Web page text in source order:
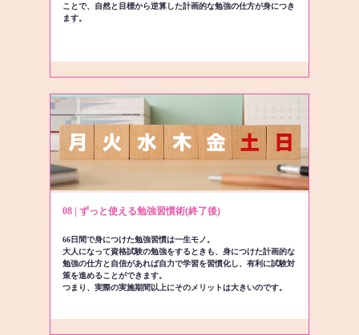
ことで、自然と目標から逆算した計画的な勉強の仕方が身につき
ます。
08 | ずっと使える勉強習慣術(終了後)
66日間で身につけた勉強習慣は一生モノ。
大人になって資格試験の勉強をするときも、身につけた計画的な
勉強の仕方と自信があれば自力で学習を習慣化し、有利に試験対
策を進めることができます。
つまり、実際の実施期間以上にそのメリットは大きいのです。